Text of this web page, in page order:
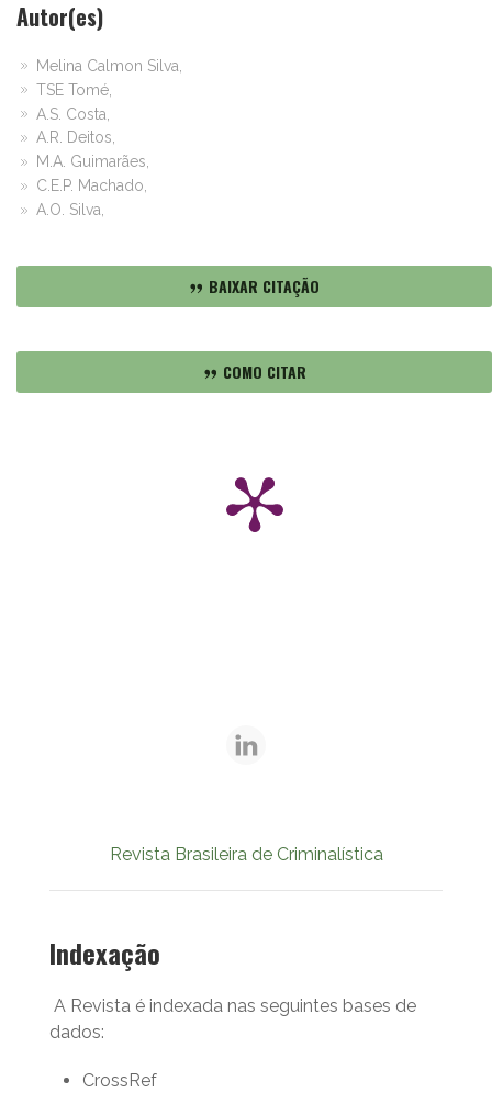
Autor(es)
Melina Calmon Silva,
TSE Tomé,
A.S. Costa,
A.R. Deitos,
M.A. Guimarães,
C.E.P. Machado,
A.O. Silva,
BAIXAR CITAÇÃO
COMO CITAR
Revista Brasileira de Criminalística
Indexação
A Revista é indexada nas seguintes bases de
dados:
CrossRef